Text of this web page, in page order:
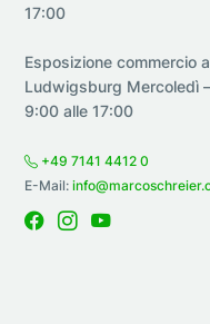
17:00
Esposizione commercio
Ludwigsburg Mercoledì
9:00 alle 17:00
+49 7141 4412 0
E-Mail: